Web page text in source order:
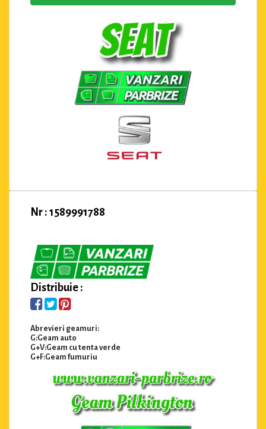
Nr : 1589991788
Distribuie :
Abrevieri geamuri:
G:Geam auto
G+V:Geam cu tenta verde
G+F:Geam fumuriu